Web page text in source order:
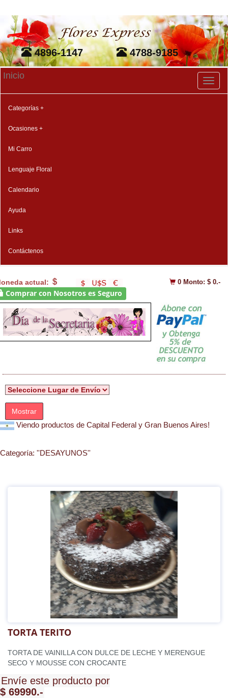
4896-1147 4788-9185
Inicio
Categorías +
Ocasiones +
Mi Carro
Lenguaje Floral
Calendario
Ayuda
Links
Contáctenos
actual: 0 Monto: $ 0.-
Comprar con Nosotros es Seguro
Mostrar
Viendo productos de Capital Federal y Gran Buenos Aires!
Categoría: ''DESAYUNOS''
TORTA TERITO
TORTA DE VAINILLA CON DULCE DE LECHE Y MERENGUE
SECO Y MOUSSE CON CROCANTE
Envíe este producto por
$ 69990.-